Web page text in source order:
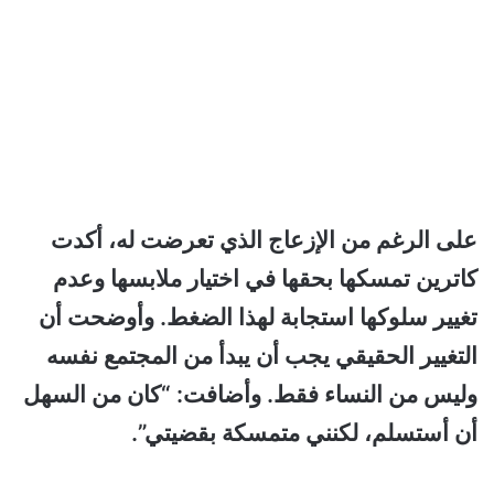
على الرغم من الإزعاج الذي تعرضت له، أكدت
كاترين تمسكها بحقها في اختيار ملابسها وعدم
تغيير سلوكها استجابة لهذا الضغط. وأوضحت أن
التغيير الحقيقي يجب أن يبدأ من المجتمع نفسه
وليس من النساء فقط. وأضافت: “كان من السهل
أن أستسلم، لكنني متمسكة بقضيتي”.